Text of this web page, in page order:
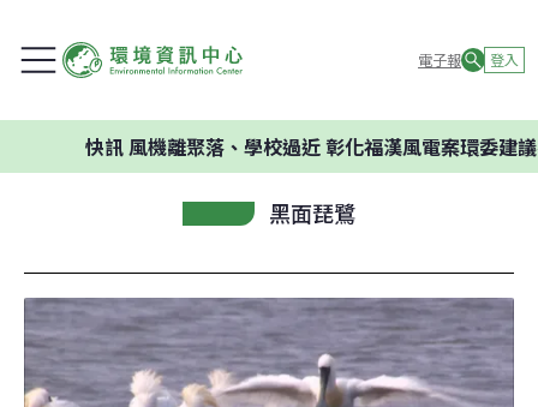
電子報 登入
風機離聚落、學校過近 彰化福漢風電案環委建議不應開發
黑面琵鷺